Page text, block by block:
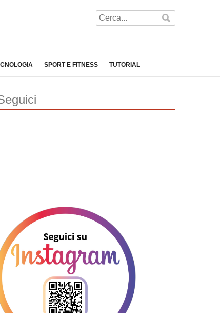
SPORT E FITNESS TUTORIAL